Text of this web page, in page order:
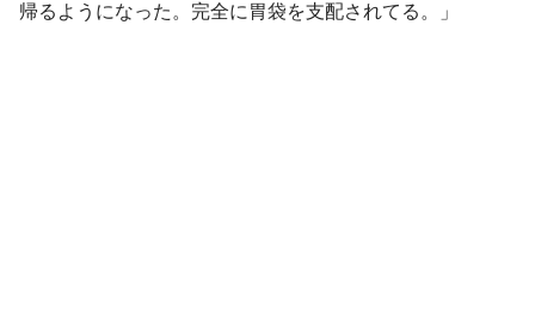
帰るようになった。完全に胃袋を支配されてる。」